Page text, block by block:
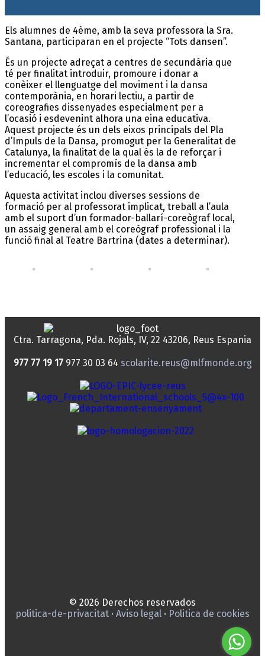
Els alumnes de 4ème, amb la seva professora la Sra.
Santana, participaran en el projecte “Tots dansen”.
És un projecte adreçat a centres de secundària que
té per finalitat introduir, promoure i donar a
conèixer el llenguatge del moviment i la dansa
contemporània, en horari lectiu, a partir de
coreografies dissenyades especialment per a
l’ocasió i esdevenint alhora una eina educativa.
Aquest projecte és un dels eixos principals del Pla
d’Impuls de la Dansa, promogut per la Generalitat de
Catalunya, la finalitat de la qual és la de reforçar i
incrementar el compromís de la dansa amb
l’educació, les escoles i la comunitat.
Aquesta activitat inclou diverses sessions de
formació per al professorat implicat, treball a l’aula
amb el suport d’un formador-ballarí-coreògraf local,
un assaig general amb el coreògraf professional i la
funció final al Teatre Bartrina (dates a determinar).
Ctra. Tarragona, Pda. Rojals, IV, 22 43206, Reus Espania
977 77 19 17 977 30 03 64 scolarite.reus@mlfmonde.org
© 2026 Derechos reservados
politica-de-privacitat · Aviso legal · Politica de cookies